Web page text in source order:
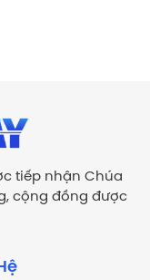
tiếp nhận Chúa
cộng đồng được